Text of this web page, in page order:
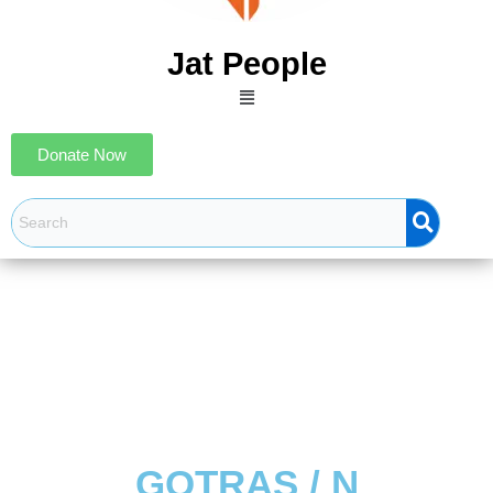
Jat People
Menu
Donate Now
GOTRAS / N